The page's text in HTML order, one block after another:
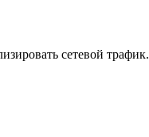
сетевой трафик.